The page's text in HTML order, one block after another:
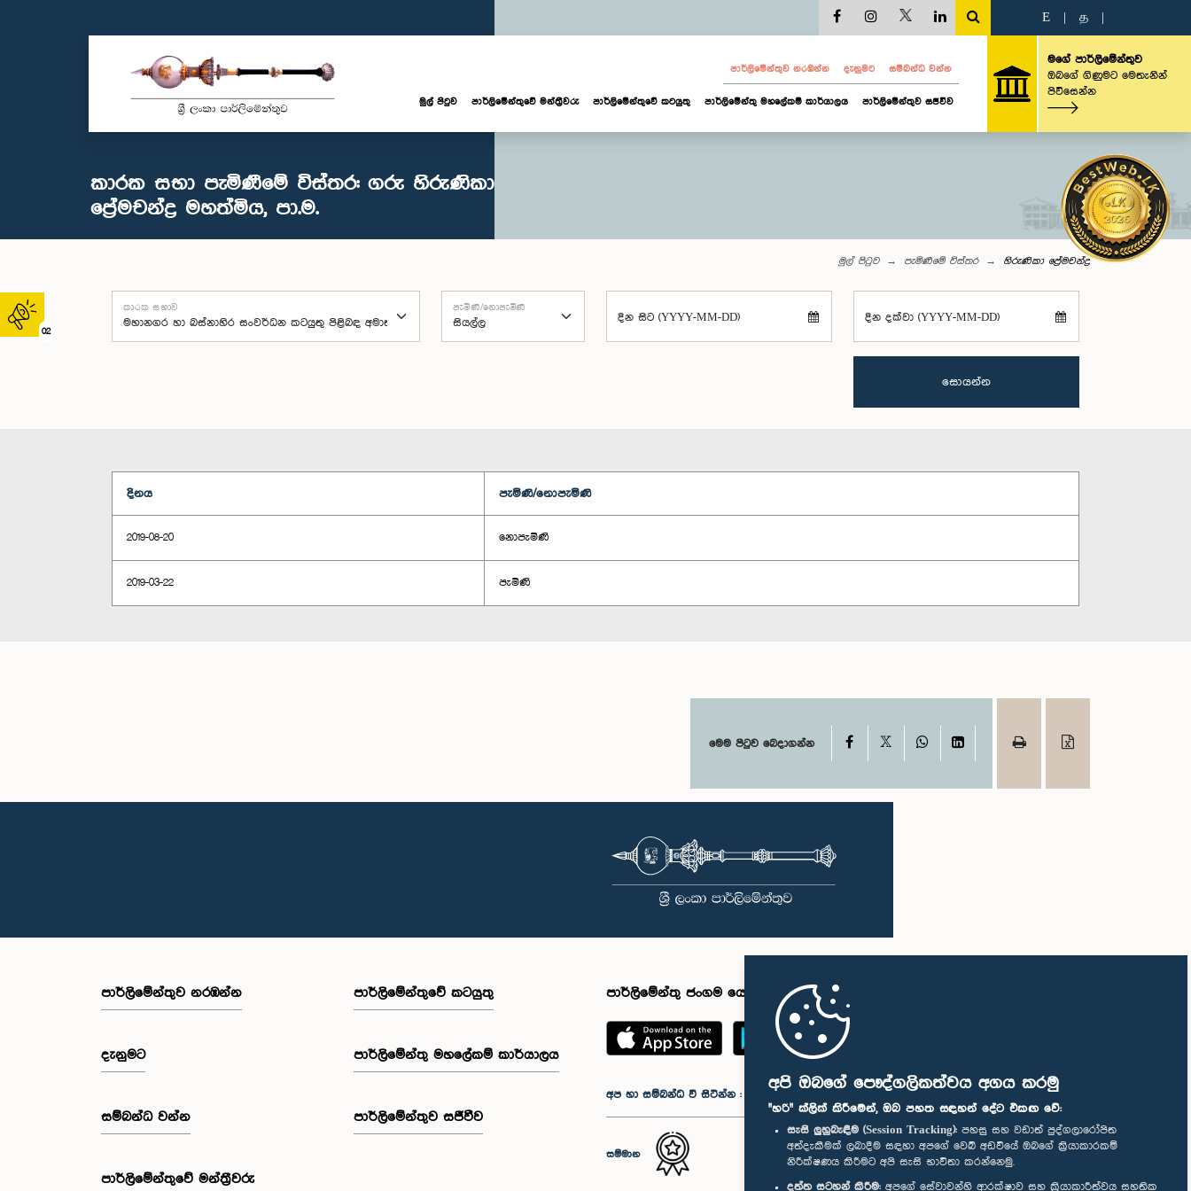
අපි ඔබගේ පෞද්ගලිකත්වය අගය කරමු
"හරි" ක්ලික් කිරීමෙන්, ඔබ පහත සඳහන් දේට එකඟ වේ:
සැසි ලුහුබැඳීම (Session Tracking): පහසු සහ වඩාත් පුද්ගලාරෝපිත
අත්දැකීමක් ලබාදීම සඳහා අපගේ වෙබ් අඩවියේ ඔබගේ ක්‍රියාකාරකම්
නිරීක්ෂණය කිරීමට අපි සැසි භාවිතා කරන්නෙමු.
දත්ත සටහන් කිරීම: අපගේ සේවාවන්හි ආරක්ෂාව සහ ක්‍රියාකාරීත්වය සහතික
02
E த
පාර්ලි‌මේන්තුව නරඹන්න දැනුමට සම්බන්ධ වන්න
මුල් පිටුව පාර්ලි‌මේන්තුවේ මන්ත්‍රීවරු පාර්ලිමේන්තුවේ කටයුතු පාර්ලිමේන්තු මහලේකම් කාර්යාලය පාර්ලිමේන්තුව සජීවීව
මගේ පාර්ලිමේන්තුව
ඔබගේ ගිණුමට මෙතැනින්
පිවිසෙන්න
කාරක සභා පැමිණීමේ විස්තර: ගරු හිරුණිකා
ප්‍රේමචන්ද්‍ර මහත්මිය, පා.ම.
මුල් පිටුව පැමිණීමේ විස්තර හිරුණිකා ප්‍රේමචන්ද්‍ර
කාරක සභාව පැමිණි/නොපැමිණි
දින සිට (YYYY-MM-DD) දින දක්වා (YYYY-MM-DD)
සොයන්න
දිනය පැමිණි/නොපැමිණි
2019-08-20 නොපැමිණි
2019-03-22 පැමිණි
මෙම පිටුව බෙදාගන්න Facebook WhatsAppLinkedIn
පාර්ලි‌මේන්තුව නරඹන්න
දැනුමට
සම්බන්ධ වන්න
පාර්ලි‌මේන්තුවේ මන්ත්‍රීවරු
පාර්ලිමේන්තුවේ කටයුතු
පාර්ලිමේන්තු මහලේකම් කාර්යාලය
පාර්ලිමේන්තුව සජීවීව
පාර්ලිමේන්තු ජංගම යෙදුම
අප හා සම්බන්ධ වී සිටින්න :
සම්මාන